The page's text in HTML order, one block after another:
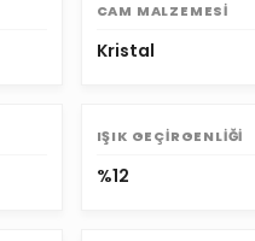
CAM MALZEMESI
Kristal
IŞIK GEÇIRGENLIĞI
%12